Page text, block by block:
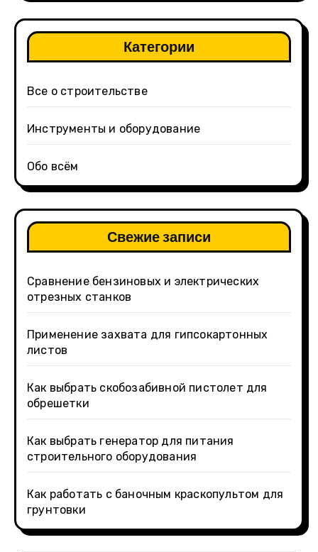
Категории
Все о строительстве
Инструменты и оборудование
Обо всём
Свежие записи
Сравнение бензиновых и электрических
отрезных станков
Применение захвата для гипсокартонных
листов
Как выбрать скобозабивной пистолет для
обрешетки
Как выбрать генератор для питания
строительного оборудования
Как работать с баночным краскопультом для
грунтовки